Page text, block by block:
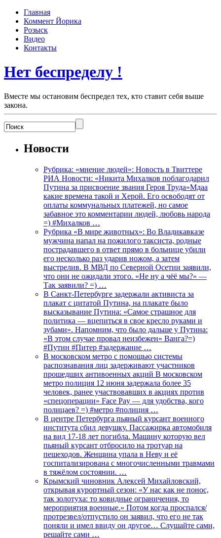
Главная
Коммент Йорика
Розыск
Видео
Контакты
Нет беспределу !
Вместе мы остановим беспредел тех, кто ставит себя выше
закона.
Новости
Рубрика: «мнение людей»: Новость в Твиттере
РИА Новости: «Никита Михалков поблагодарил
Путина за присвоение звания Героя Труда»Мдаа
какие времена такой и Херой. Его освободят от
оплаты коммунальных платежей, но самое
забавное это комментарии людей, любовь народа
=) #Михалков …
Рубрика «В мире животных»: Во Владикавказе
мужчина напал на пожилого таксиста, родные
пострадавшего в ответ прямо в больнице убили
его несколько раз ударив ножом, а затем
выстрелив. В МВД по Северной Осетии заявили,
что они не ожидали этого. «Не ну а чёё мы?» —
Так заявили? =) …
В Санкт-Петербурге задержали активиста за
плакат с цитатой Путина, на плакате было
высказывание Путина: «Самое страшное для
политика — вцепиться в свое кресло руками и
зубами». Напомним, что было дальше у Путина:
«В этом случае провал неизбежен» Ванга?=)
#Путин #Питер #задержание …
В московском метро с помощью системы
распознавания лиц задерживают участников
прошедших антивоенных акций В московском
метро полиция 12 июня задержала более 35
человек, ранее участвовавших в акциях против
«спецоперации» Face Pay — для удобства, кого
полицаев? =) #метро #полиция …
В центре Петербурга пьяный курсант военного
института сбил девушку. Пассажирка автомобиля
на вид 17-18 лет погибла. Машину которую вел
пьяный курсант отбросило на тротуар на
пешеходов. Женщина упала в Неву и её
госпитализирована с многочисленными травмами
в тяжёлом состоянии. …
Крымский чиновник Алексей Михайловский,
открывая курортный сезон: «У нас как не понос,
так золотуха: то ковидные ограничения, то
мероприятия военные.» Потом когда проспался/
протрезвел/отпустило он заявил, что его не так
поняли и имел ввиду он другое… Слушайте сами,
решайте сами …